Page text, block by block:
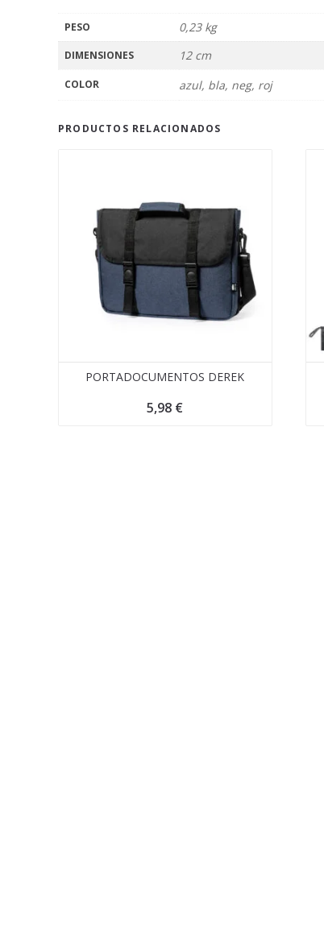
PESO 0,23 kg
DIMENSIONES 12 cm
COLOR azul, bla, neg, roj
PRODUCTOS RELACIONADOS
PORTADOCUMENTOS DEREK
5,98 €